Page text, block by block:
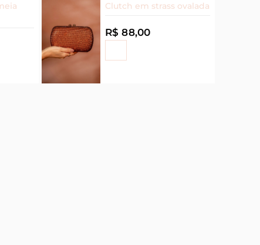
Clutch em strass ovalada
R$ 88,00